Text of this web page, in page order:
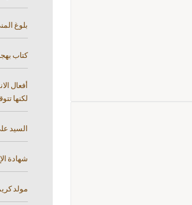
بلوغ
كتاب
أفعال
لكنها
السيد
شهادة
مولد